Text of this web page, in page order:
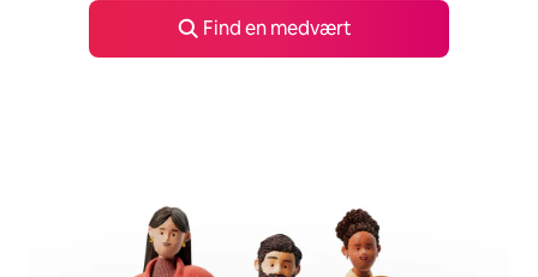
Find en medvært